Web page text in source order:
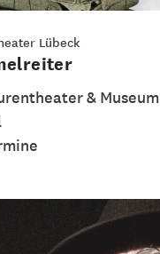
Lübeck
& Museum